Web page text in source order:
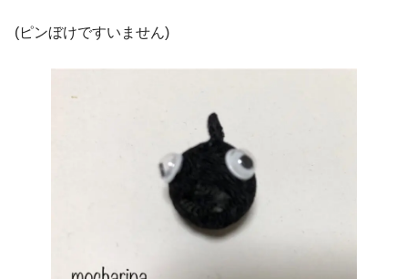
(ピンぼけですいません)